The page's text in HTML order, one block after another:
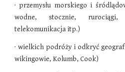
· przemysłu morskiego i
wodne, stocznie,
telekomunikacja itp.)
· wielkich podróży i odkryć
wikingowie, Kolumb, Cook)